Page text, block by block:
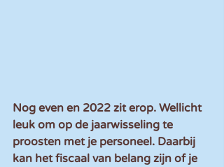
Nog even en 2022 zit erop. Wellicht
leuk om op de jaarwisseling te
proosten met je personeel. Daarbij
kan het fiscaal van belang zijn of je